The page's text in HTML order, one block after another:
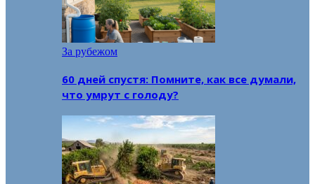
За рубежом
60 дней спустя: Помните, как все думали,
что умрут с голоду?